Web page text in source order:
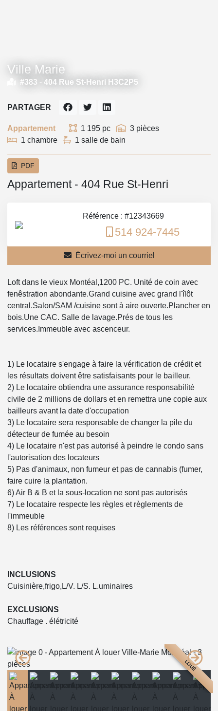
Ville Marie
#383 - 404 Rue St-Henri H3C2P5
Appartement 1 195 pc
3 pièces
1 chambre
1 salle de bain
PARTAGER
PDF
Appartement - 404 Rue St-Henri
Référence : #12343669
514 924-7445
Écrivez-moi un courriel
Loft dans le vieux Montéal,1200 PC. Unité de coin avec
fenêstration abondante.Grand cuisine avec grand l'îlôt
central.Salon/SAM /cuisine sont à aire ouverte.Plancher en
bois.Une CAC. Salle de lavage.Prés de tous les
services.Immeuble avec ascenceur.
1) Le locataire s'engage à faire la vérification de crédit et
les résultats doivent être satisfaisants pour le bailleur.
2) Le locataire obtiendra une assurance responsabilité
civile de 2 millions de dollars et en remettra une copie aux
bailleurs avant la date d'occupation
3) Le locataire sera responsable de changer la pile du
détecteur de fumée au besoin
4) Le locataire n'est pas autorisé à peindre le condo sans
l'autorisation des locateurs
5) Pas d'animaux, non fumeur et pas de cannabis (fumer,
faire cuire la plantation.
6) Air B & B et la sous-location ne sont pas autorisés
7) Le locataire respecte les règles et règlements de
l'immeuble
8) Les références sont requises
INCLUSIONS
Cuisinière,frigo,L/V. L/S. L.uminaires
EXCLUSIONS
Chauffage . élétricité
LOUÉ